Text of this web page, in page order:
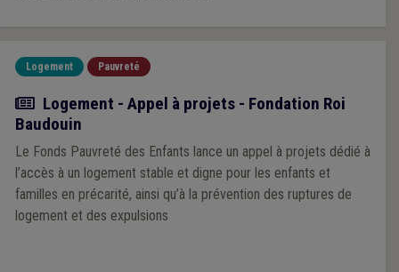
Logement Pauvreté
Actualité
Logement - Appel à projets - Fondation Roi
Baudouin
Le Fonds Pauvreté des Enfants lance un appel à projets dédié à
l’accès à un logement stable et digne pour les enfants et
familles en précarité, ainsi qu’à la prévention des ruptures de
logement et des expulsions